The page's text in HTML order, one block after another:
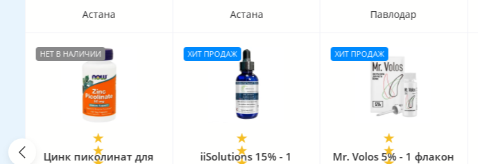
Астана
НЕТ В НАЛИЧИИ
Цинк пиколинат для
Астана
ХИТ ПРОДАЖ
iiSolutions 15% - 1
Павлодар
ХИТ ПРОДАЖ
Mr. Volos 5% - 1 флакон